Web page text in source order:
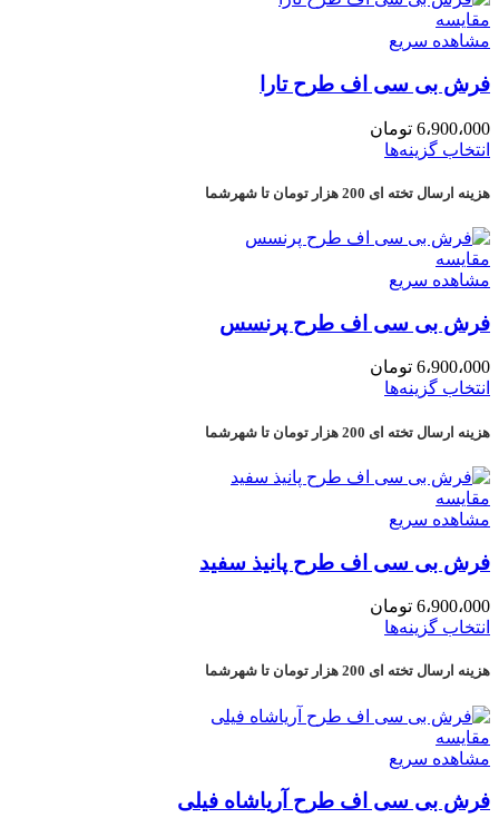
مقایسه
مشاهده سریع
فرش بی سی اف طرح تارا
6،900،000 تومان
انتخاب گزینه‌ها
هزینه ارسال تخته ای 200 هزار تومان تا شهرشما
مقایسه
مشاهده سریع
فرش بی سی اف طرح پرنسس
6،900،000 تومان
انتخاب گزینه‌ها
هزینه ارسال تخته ای 200 هزار تومان تا شهرشما
مقایسه
مشاهده سریع
فرش بی سی اف طرح پانیذ سفید
6،900،000 تومان
انتخاب گزینه‌ها
هزینه ارسال تخته ای 200 هزار تومان تا شهرشما
مقایسه
مشاهده سریع
فرش بی سی اف طرح آریاشاه فیلی